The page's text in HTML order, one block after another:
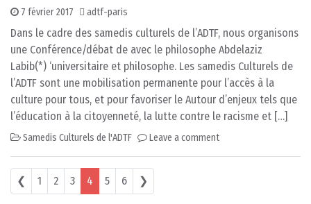
7 février 2017 adtf-paris
Dans le cadre des samedis culturels de l’ADTF, nous organisons
une Conférence/débat de avec le philosophe Abdelaziz
Labib(*) ‘universitaire et philosophe. Les samedis Culturels de
l’ADTF sont une mobilisation permanente pour l’accès à la
culture pour tous, et pour favoriser le Autour d’enjeux tels que
l’éducation à la citoyenneté, la lutte contre le racisme et […]
Samedis Culturels de l'ADTF Leave a comment
Posts navigation
❮ 1 2 3 4 5 6 ❯